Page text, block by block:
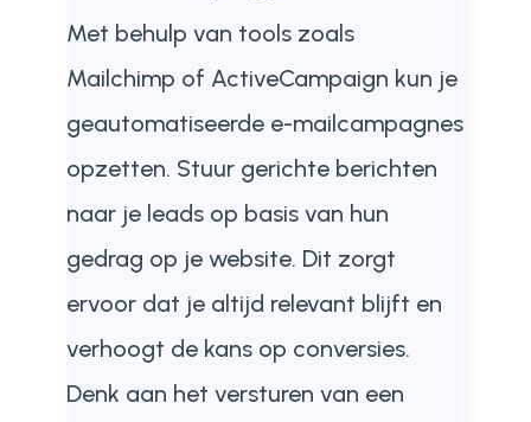
Met behulp van tools zoals
Mailchimp of ActiveCampaign kun je
geautomatiseerde e-mailcampagnes
opzetten. Stuur gerichte berichten
naar je leads op basis van hun
gedrag op je website. Dit zorgt
ervoor dat je altijd relevant blijft en
verhoogt de kans op conversies.
Denk aan het versturen van een